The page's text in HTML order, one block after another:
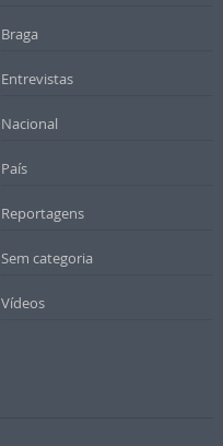
Braga
Entrevistas
Nacional
País
Reportagens
Sem categoria
Vídeos